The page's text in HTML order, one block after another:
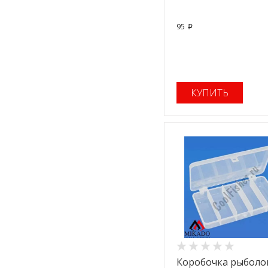
95 p
КУПИТЬ
Коробочка